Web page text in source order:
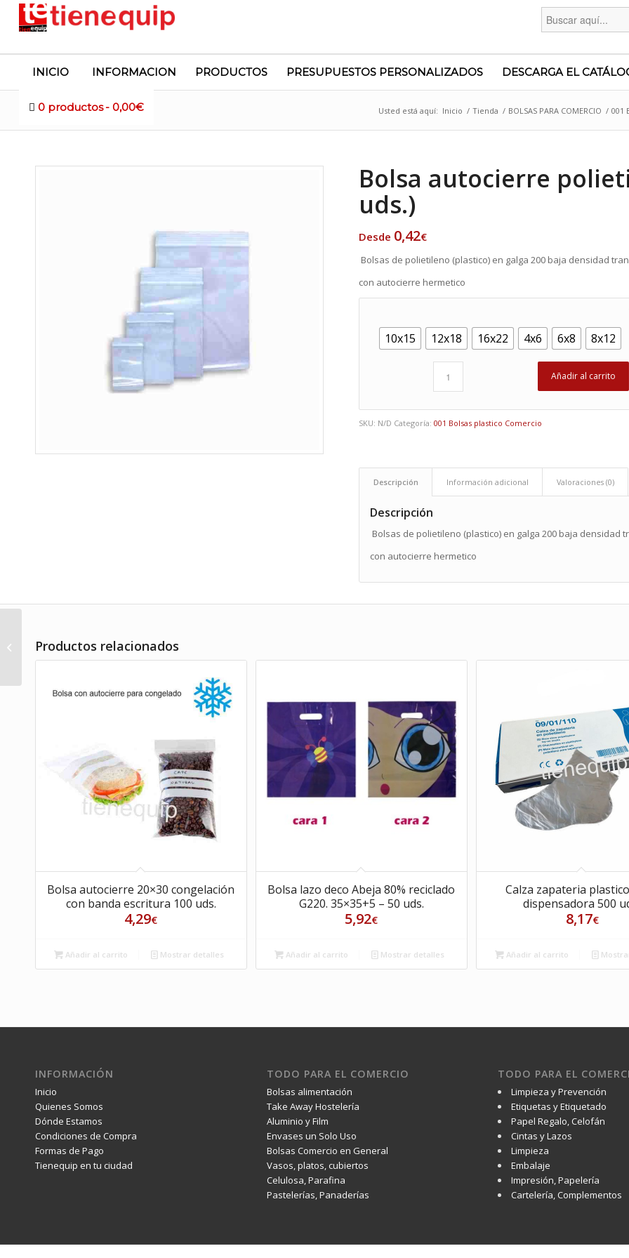
Buscar:
INICIO INFORMACION PRODUCTOS PRESUPUESTOS PERSONALIZADOS DESCARGA EL
0 productos 0,00€
Tienda Usted está aquí: Inicio / Tienda / BOLSAS PARA COMERCIO / 001
Bolsa autocierre
uds.)
Desde 0,42€
Bolsas de polietileno (plastico) en galga 200 baja densidad
con autocierre hermetico
10x15 12x18 16x22 4x6 6x8 8x12
Añadir al carrito
SKU: N/D Categoría: 001 Bolsas plastico Comercio
Descripción Información adicional Valoraciones (0)
Descripción
Bolsas de polietileno (plastico) en galga 200 baja densidad
con autocierre hermetico
Productos relacionados
Bolsa autocierre 20×30 congelación
con banda escritura 100 uds.
4,29€
Añadir al carrito Mostrar detalles
Bolsa lazo deco Abeja 80% reciclado
G220. 35×35+5 – 50 uds.
5,92€
Añadir al carrito Mostrar detalles
Calza zapateria
dispensadora 500
8,17€
Añadir al carrito
INFORMACIÓN
Inicio
Quienes Somos
Dónde Estamos
Condiciones de Compra
Formas de Pago
Tienequip en tu ciudad
TODO PARA EL COMERCIO
Bolsas alimentación
Take Away Hostelería
Aluminio y Film
Envases un Solo Uso
Bolsas Comercio en General
Vasos, platos, cubiertos
Celulosa, Parafina
Pastelerías, Panaderías
TODO PARA EL
Limpieza y Prevención
Etiquetas y Etiquetado
Papel Regalo, Celofán
Cintas y Lazos
Limpieza
Embalaje
Impresión, Papelería
Cartelería, Complementos
desechable 28×55 PE
70 mc 100 uds.